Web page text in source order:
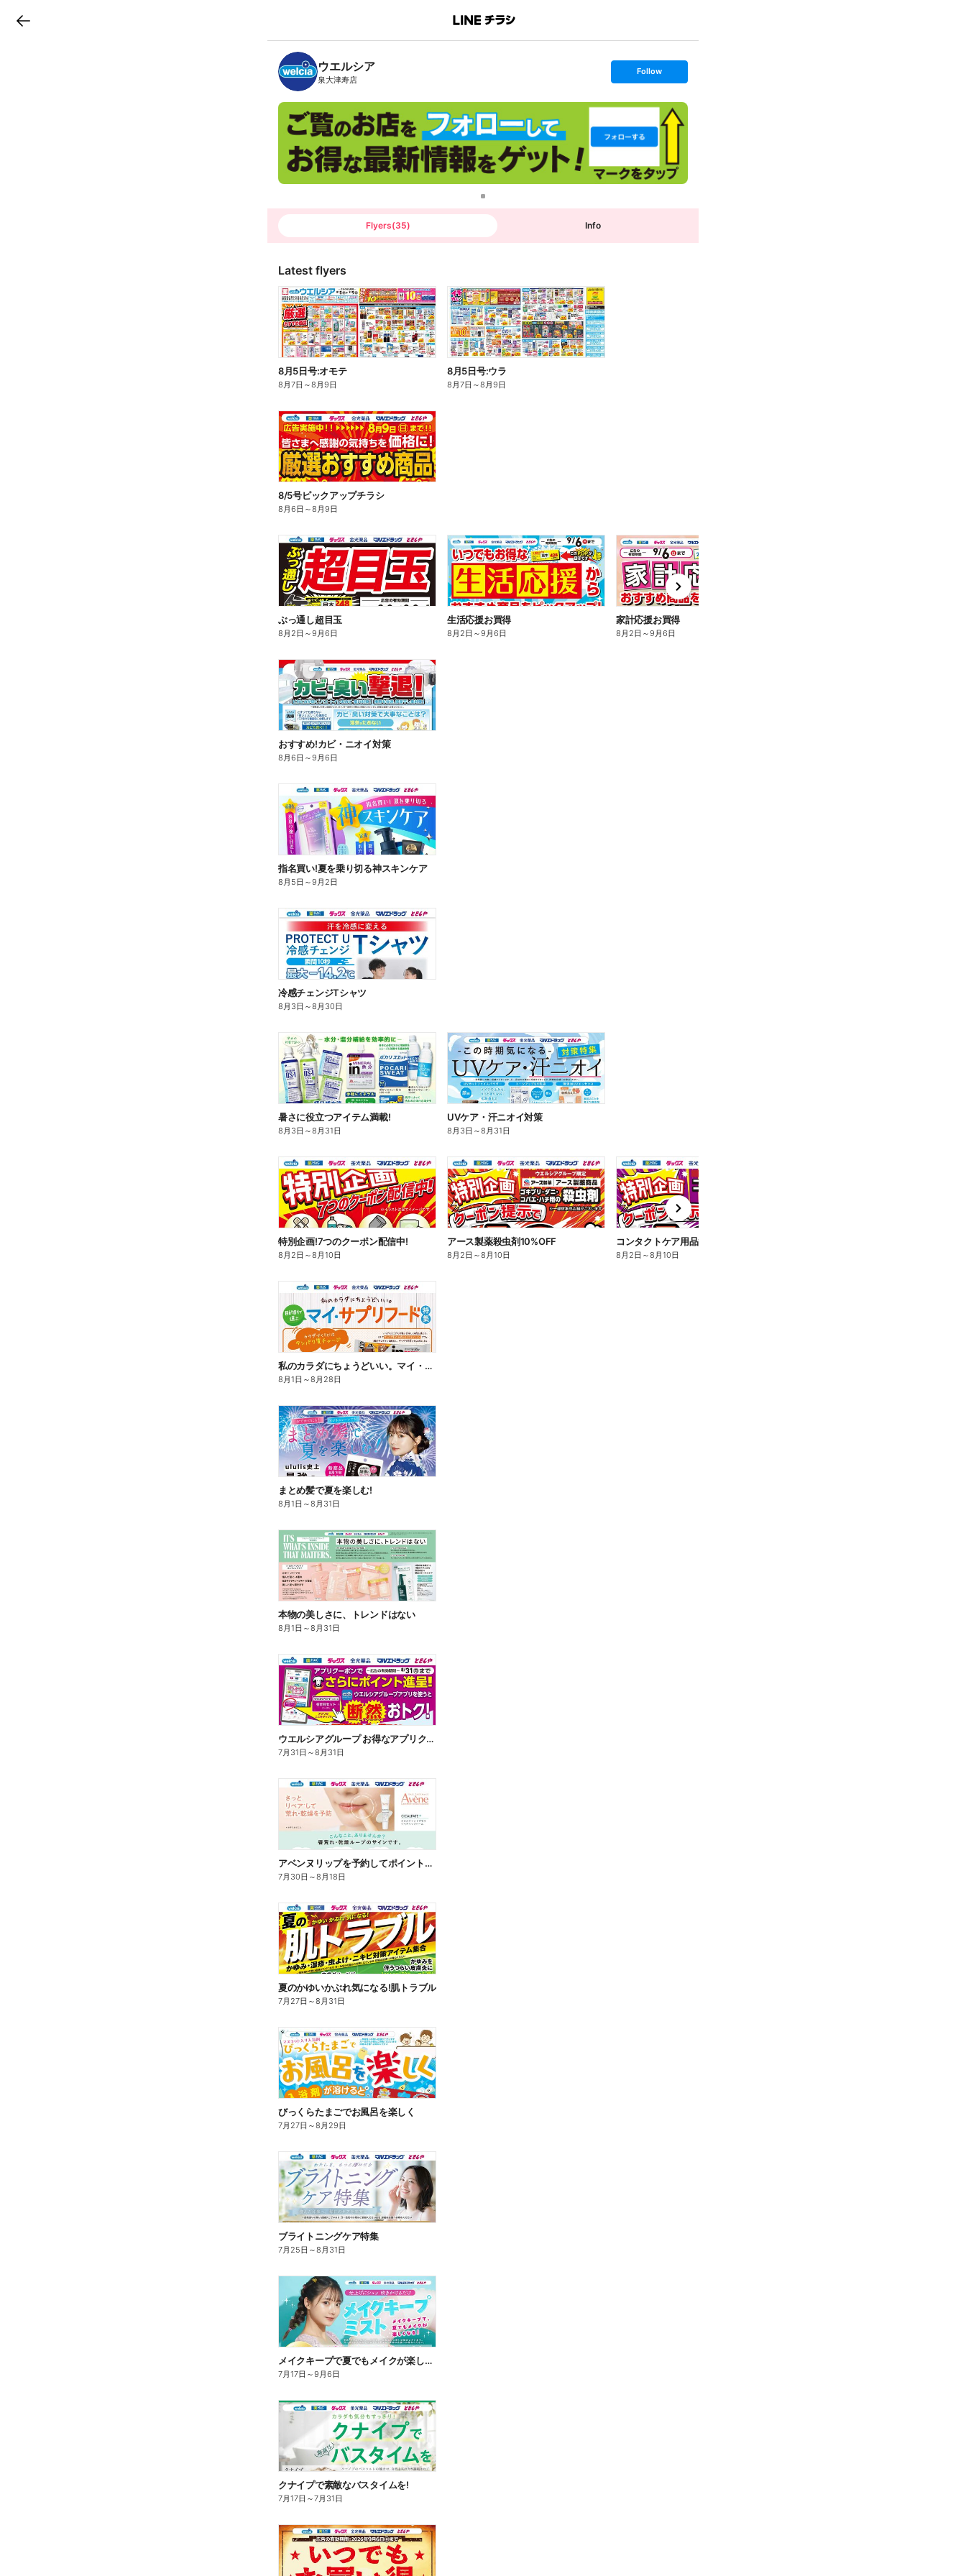
B
n
c
h
T
ウエルシア
泉大津寿店
s
t
o
l
o
w
Follow
Flyers(35) Info
Latest flyers
8月5日号:オモテ
8月7日 ～8月9日
8月5日号:ウラ
8月7日 ～8月9日
8/5号ピックアップチラシ
8月6日 ～8月9日
ぶっ通し超目玉
8月2日 ～9月6日
生活応援お買得
8月2日 ～9月6日
家計応援お買得
8月2日 ～9月6日
n
e
x
t
おすすめ!カビ・ニオイ対策
8月6日 ～9月6日
指名買い!夏を乗り切る神スキンケア
8月5日 ～9月2日
冷感チェンジTシャツ
8月3日 ～8月30日
暑さに役立つアイテム満載!
8月3日 ～8月31日
UVケア・汗ニオイ対策
8月3日 ～8月31日
特別企画!7つのクーポン配信中!
8月2日 ～8月10日
アース製薬殺虫剤10%OFF
8月2日 ～8月10日
コンタクトケア用品10%OFF
8月2日 ～8月10日
n
e
x
t
私のカラダにちょうどいい。マイ・サプリフード
8月1日 ～8月28日
まとめ髪で夏を楽しむ!
8月1日 ～8月31日
本物の美しさに、トレンドはない
8月1日 ～8月31日
ウエルシアグループ お得なアプリクーポン
7月31日 ～8月31日
アベンヌリップを予約してポイントゲット!
7月30日 ～8月18日
夏のかゆいかぶれ気になる!肌トラブル
7月27日 ～8月31日
びっくらたまごでお風呂を楽しく
7月27日 ～8月29日
ブライトニングケア特集
7月25日 ～8月31日
メイクキープで夏でもメイクが楽しくなる!
7月17日 ～9月6日
クナイプで素敵なバスタイムを!
7月17日 ～7月31日